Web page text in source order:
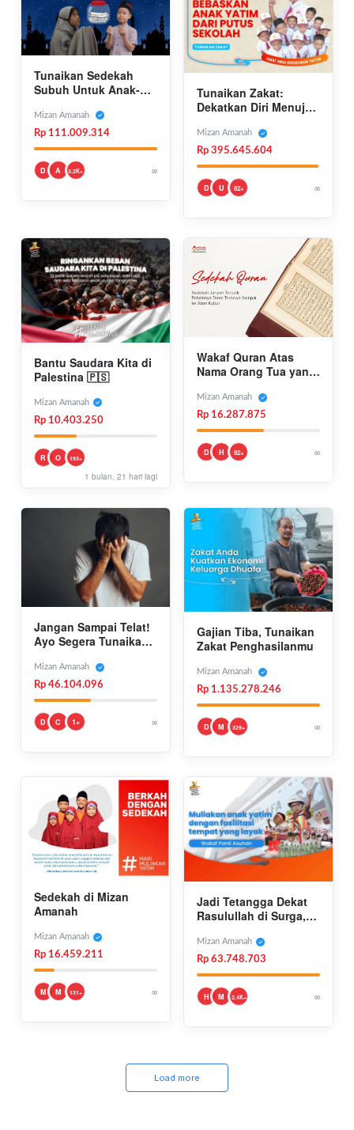
Tunaikan Sedekah
Subuh Untuk Anak-
Bahagia
Mizan Amanah
Rp 111.009.314
D A 3.2K+ ∞
Tunaikan Zakat:
Dekatkan Diri Menuju
Rasulullah
Mizan Amanah
Rp 395.645.604
D U 82+ ∞
Bantu Saudara Kita di
Palestina 🇵🇸
Mizan Amanah
Rp 10.403.250
R O 193+
1 bulan, 21 hari lagi
Wakaf Quran Atas
Nama Orang Tua yang
Mizan Amanah
Rp 16.287.875
D H 92+ ∞
Jangan Sampai Telat!
Ayo Segera Tunaikan
Mizan Amanah
Rp 46.104.096
D C 1+ ∞
Gajian Tiba, Tunaikan
Zakat Penghasilanmu
Mizan Amanah
Rp 1.135.278.246
D M 329+ ∞
Sedekah di Mizan
Amanah
Mizan Amanah
Rp 16.459.211
M M 131+ ∞
Jadi Tetangga Dekat
Rasulullah di Surga,
Panti Yatim
Mizan Amanah
Rp 63.748.703
H M 2.4K+ ∞
Load more